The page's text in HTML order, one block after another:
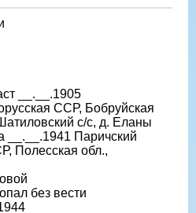
__.__.1905
ССР, Бобруйская
с/с, д. Еланы
__.__.1941 Паричский
Полесская обл.,
без вести